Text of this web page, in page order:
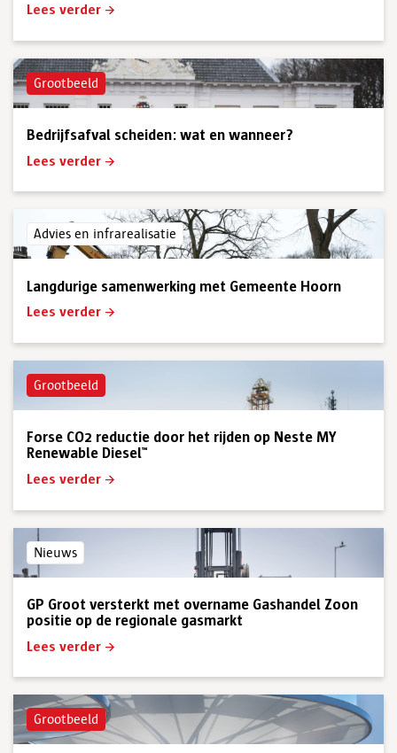
Lees verder
Grootbeeld
Bedrijfsafval scheiden: wat en wanneer?
Lees verder
Advies en infrarealisatie
Langdurige samenwerking met Gemeente Hoorn
Lees verder
Grootbeeld
Forse CO2 reductie door het rijden op Neste MY
Renewable Diesel™
Lees verder
Nieuws
GP Groot versterkt met overname Gashandel Zoon
positie op de regionale gasmarkt
Lees verder
Grootbeeld